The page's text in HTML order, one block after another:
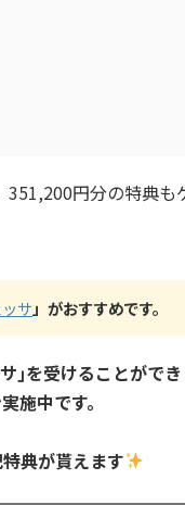
円分の特典も
サ」がおすすめです。
｣を受けることがで
施中です。
典が貰えます